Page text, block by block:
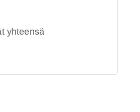
yhteensä